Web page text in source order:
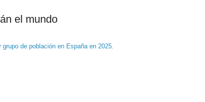
el mundo
de población en España en 2025.